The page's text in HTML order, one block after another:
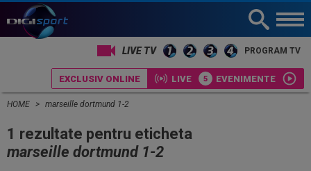
LIVE TV PROGRAM TV
EXCLUSIV ONLINE LIVE EVENIMENTE
HOME marseille dortmund 1-2
1 rezultate pentru eticheta
marseille dortmund 1-2